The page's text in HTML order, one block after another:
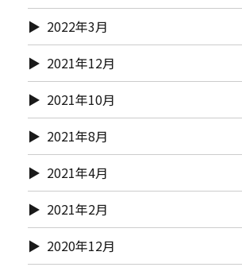
2022年3月
2021年12月
2021年10月
2021年8月
2021年4月
2021年2月
2020年12月